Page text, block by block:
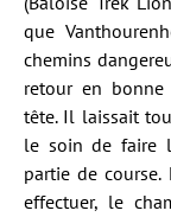
que
chemins
retour en
tête. Il laissait
le soin de faire
partie de
effectuer, le